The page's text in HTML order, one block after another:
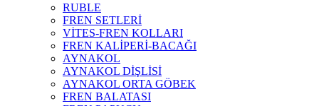
RUBLE
FREN SETLERİ
VİTES-FREN KOLLARI
FREN KALİPERİ-BACAĞI
AYNAKOL
AYNAKOL DİŞLİSİ
AYNAKOL ORTA GÖBEK
FREN BALATASI